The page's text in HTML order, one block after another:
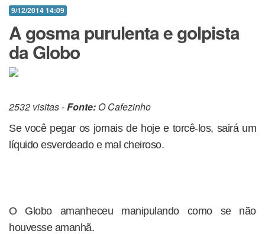
9/12/2014 14:09
A gosma purulenta e golpista
da Globo
2532 visitas -Fonte: O Cafezinho
Se você pegar os jornais de hoje e torcê-los, sairá um
líquido esverdeado e mal cheiroso.
O Globo amanheceu manipulando como se não
houvesse amanhã.